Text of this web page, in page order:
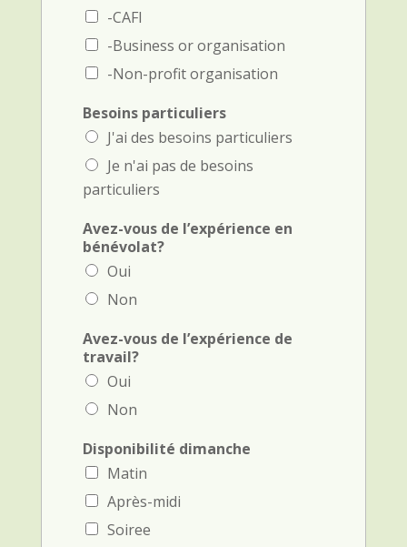
-CAFI
-Business or organisation
-Non-profit organisation
Besoins particuliers
J'ai des besoins particuliers
Je n'ai pas de besoins
particuliers
Avez-vous de l’expérience en
bénévolat?
Oui
Non
Avez-vous de l’expérience de
travail?
Oui
Non
Disponibilité dimanche
Matin
Après-midi
Soiree